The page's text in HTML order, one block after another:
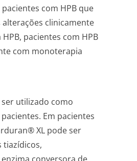
com HPB que
clinicamente
pacientes com HPB
com monoterapia
utilizado como
Em pacientes
XL pode ser
tiazídicos,